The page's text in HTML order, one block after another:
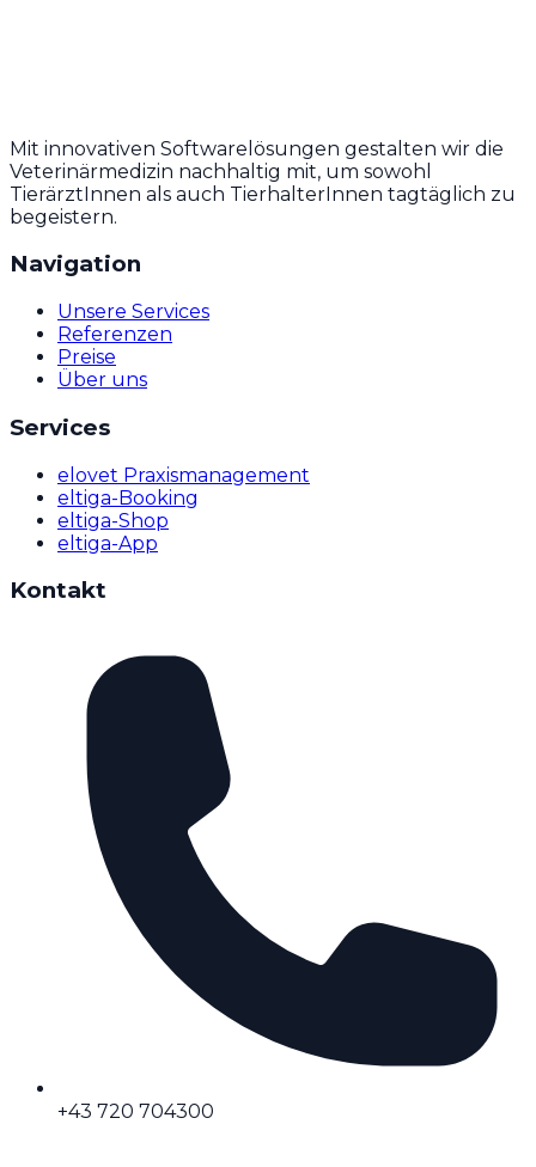
Mit innovativen Softwarelösungen gestalten wir die
Veterinärmedizin nachhaltig mit, um sowohl
TierärztInnen als auch TierhalterInnen tagtäglich zu
begeistern.
Navigation
Unsere Services
Referenzen
Preise
Über uns
Services
elovet Praxismanagement
eltiga-Booking
eltiga-Shop
eltiga-App
Kontakt
+43 720 704300